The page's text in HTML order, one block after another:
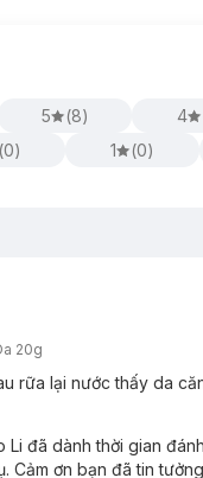
với loại da nào?
By Mi Lô Hội:
Kích Ứng,
Care Maskgiúp làm dịu
đồng thời hỗ trợ phục hồi
& kích ứng hiệu quả,
5 (8) 4
(0) 1 (0)
20g
rữa lại nước thấy da
Li đã dành thời gian
ơn bạn đã tin